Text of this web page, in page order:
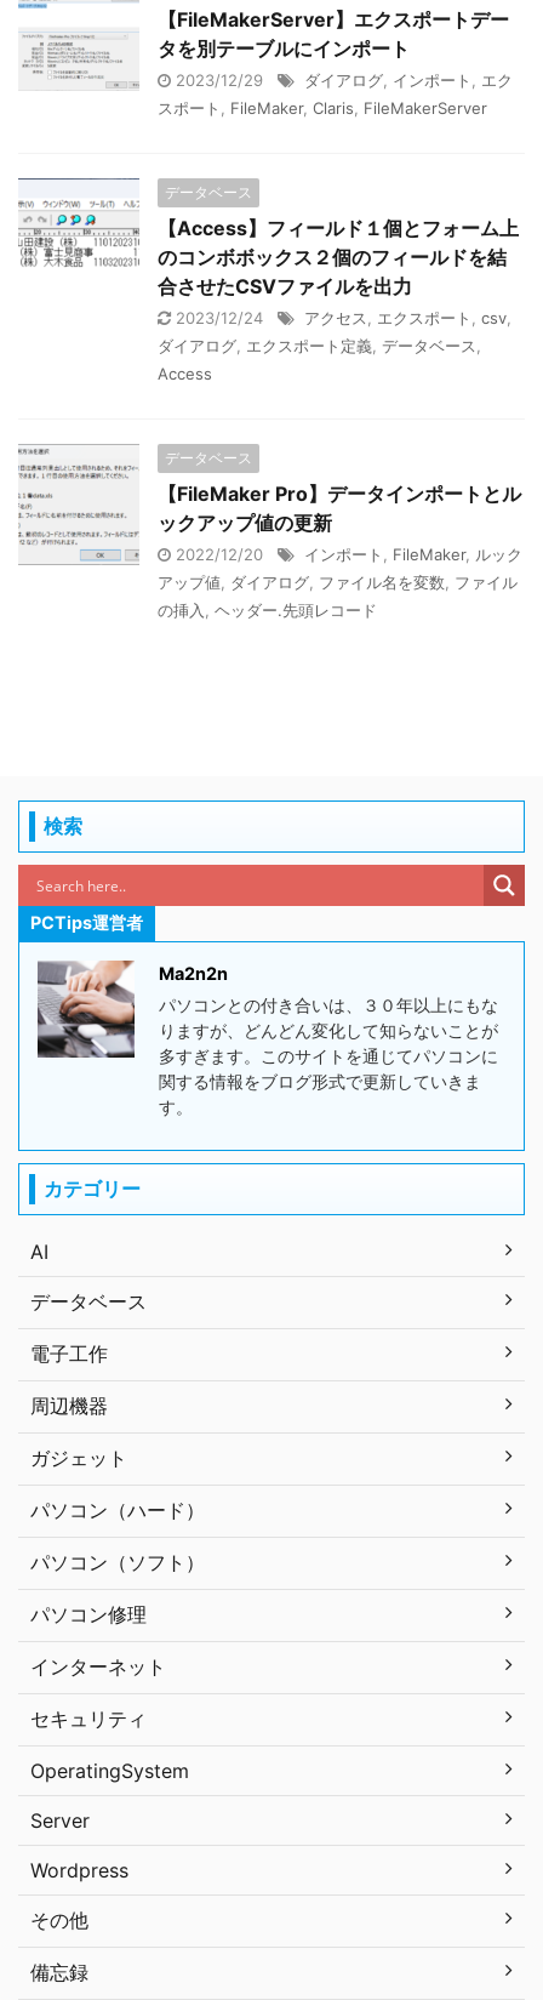
【FileMakerServer】エクスポートデー
タを別テーブルにインポート
2023/12/29 ダイアログ インポート
エク
スポート
FileMaker, Claris FileMakerServer
データベース
【Access】フィールド１個とフォーム上
のコンボボックス２個のフィールドを結
合させたCSVファイルを出力
2023/12/24 アクセス エクスポート csv
ダイアログ
エクスポート定義 データベース
Access
データベース
【FileMaker Pro】データインポートとル
ックアップ値の更新
2022/12/20 インポート FileMaker, ルック
アップ値 ダイアログ ファイル名を変数
ファイル
の挿入
ヘッダー.先頭レコード
検索
PCTips運営者
Ma2n2n
パソコンとの付き合いは、３０年以上にもな
りますが、どんどん変化して知らないことが
多すぎます。このサイトを通じてパソコンに
関する情報をブログ形式で更新していきま
す。
カテゴリー
AI
データベース
電子工作
周辺機器
ガジェット
パソコン（ハード）
パソコン（ソフト）
パソコン修理
インターネット
セキュリティ
OperatingSystem
Server
Wordpress
その他
備忘録